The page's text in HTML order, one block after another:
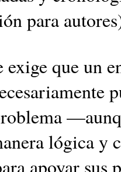
para
que un
lógica
apoyar sus